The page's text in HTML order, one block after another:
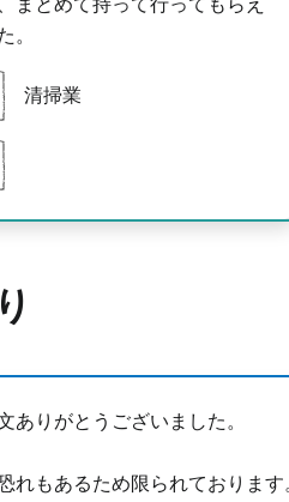
まとめて持って行ってもらえ
。
清掃業
ありがとうございました。
れもあるため限られております